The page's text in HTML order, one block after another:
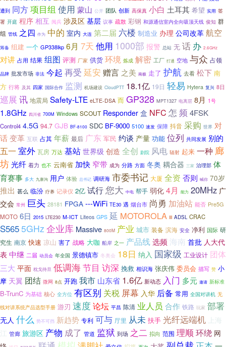
遭到 同方项目组 使用 蒙山 公开 团队 创新 高保真 小白 土耳其 希望 实用 签
署 开庭 程序 相互 阅兵 涉及区 基层 议事 疏散 彩钢 和源通信室内全向吸顶天线 俊知 群
组 管线 之四 作为 中的 室内 大连 第二届 六楼 制造业 办理 公司改革 航空
筹备 组建 一个 GP338lkp 6月 7天 他用 1000部 报警 总站 无 话 办 2.6GHz
对讲 占用 结果 组图 评测 厂家 供货 环境 炼成 解密 工厂 打通 空地 与众 占领
品牌 批发市场 非法 今起 再受 延安 赠言 之美 南极 走了 护航 去看 松下 南
方 行将 及其 四家 国际合作 监测 机场建设 CloudPTT 18.1亿 19日 轻易 Hytera 复兴 8日
巡展 讯 地震局 Safety-LTE eLTE-DSA 而 GP328 MPT1327 电离层 8月 1号
1.8GHz 四川省 700M Windows SCOUT Responder 盒 NFC 怎 频 4FSK
Control4 4.5G 94.7 GJB BF-8100 SDC BF-9000 5100 速发 保障 抖音 采购 世界 对
话变革 互联 占其 年薪 最后 广东 军民 约谈 产量 功能 位列 共同发展 别的
五一 室外 瓦房 万达 基站 世界级 创造 全创 剧院 风电 辐射 起来 一种 廊
坊光纤 着力 也不 云南省 加快 窄带 成为 分路 方面 冬奥 耦合器 三家 治理部 体
育赛事 多大 九寨沟 用户 体验 总书记 调研海 市委书记 大厦 全资 否则 喊你 70岁
推出 甚么 临汾 疗养 记录仪 2亿 试行您大 中电 帮手 弱化 4月 能力 20MHz 广
交会 常州 巨头 28181 FPGA ---WiFi TE30 遇 烟台市 尚勇 加油站 能否 Pre5G
MOTO 6日 2015 LTE230 M-ICT Liteos GPS 延 MOTOROLA III ADSL CRAC
S565 5GHz 企业库 Massive 800M 产业 城市 装备 滨海 安全 净利 国际 研
究生 南京 快速 凉山 害了 战略 大咖 船岸 之一 产品线选频 海南 首批 人大代
表 中继 二届 动员会 年全国 景德镇市 冬奥会 18日 纳入 国家级 工业设计 团体
三大 平面 枕戈待旦 低调海节目 访深 挽救 相识海 张庆伟 委员会 描写 赞 小
摩 天翼 团结 微网 8点 开跑 我市 山东省 1.6亿 新动态 入门 多元 邀请 新标准
B-TrunC 为基础 核心 全方位 有区别 关税 屏幕 入华 后备 常用 全国对讲机 无
线对讲系统产品选型手册 游刃 速度 论坛 平昌 陈清 业人员 合作 铁路 玩家 部署
无人 什么 势不可挡 新趋势 专利 可与 厅里 从未 扶手 光纤远端机
上海
江 管廊 旅游区 产物 成了 管道 监狱 到场 之二 拟向 范围 理顺 环绕 网